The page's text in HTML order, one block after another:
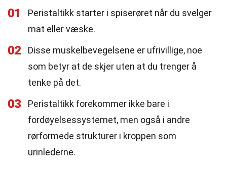
01
Peristaltikk starter i spiserøret når du svelger
mat eller væske.
02
Disse muskelbevegelsene er ufrivillige, noe
som betyr at de skjer uten at du trenger å
tenke på det.
03
Peristaltikk forekommer ikke bare i
fordøyelsessystemet, men også i andre
rørformede strukturer i kroppen som
urinlederne.